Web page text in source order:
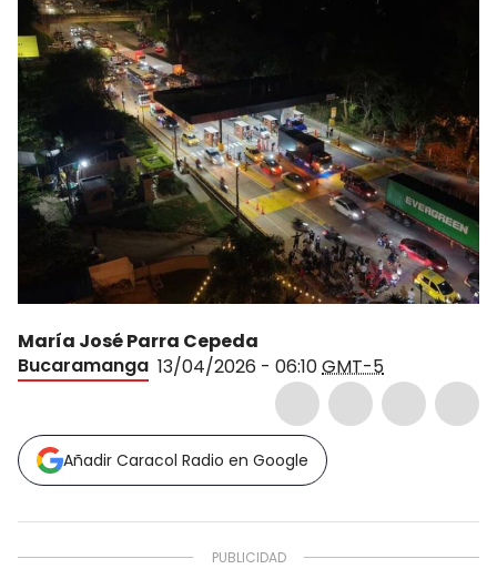
María José Parra Cepeda
Bucaramanga 13/04/2026 - 06:10GMT-5
Añadir Caracol Radio en Google